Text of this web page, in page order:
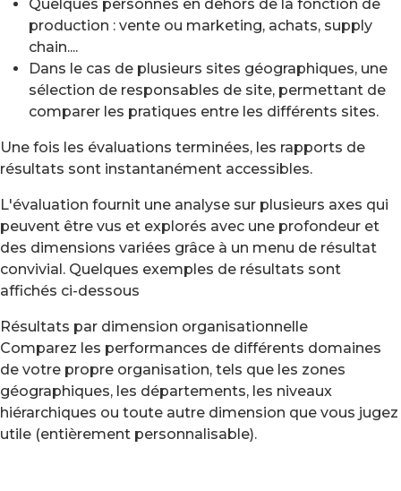
Quelques personnes en dehors de la fonction de
production : vente ou marketing, achats, supply
chain....
Dans le cas de plusieurs sites géographiques, une
sélection de responsables de site, permettant de
comparer les pratiques entre les différents sites.
Une fois les évaluations terminées, les rapports de
résultats sont instantanément accessibles.
L'évaluation fournit une analyse sur plusieurs axes qui
peuvent être vus et explorés avec une profondeur et
des dimensions variées grâce à un menu de résultat
convivial. Quelques exemples de résultats sont
affichés ci-dessous
Résultats par dimension organisationnelle
Comparez les performances de différents domaines
de votre propre organisation, tels que les zones
géographiques, les départements, les niveaux
hiérarchiques ou toute autre dimension que vous jugez
utile (entièrement personnalisable).